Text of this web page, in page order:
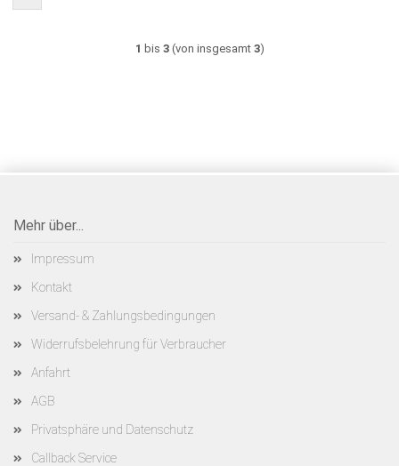
1 bis 3(von insgesamt 3)
Mehr über...
Impressum
Kontakt
Versand- & Zahlungsbedingungen
Widerrufsbelehrung für Verbraucher
Anfahrt
AGB
Privatsphäre und Datenschutz
Callback Service